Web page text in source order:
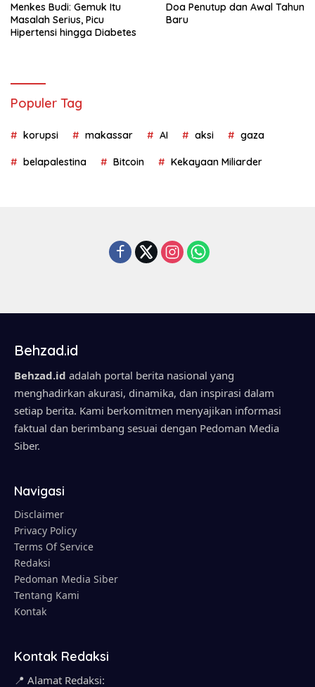
Menkes Budi: Gemuk Itu
Masalah Serius, Picu
Hipertensi hingga Diabetes
Doa Penutup dan Awal Tahun
Baru
Populer Tag
korupsi makassar AI aksi gaza
belapalestina Bitcoin Kekayaan Miliarder
Behzad.id
Behzad.id adalah portal berita nasional yang
menghadirkan akurasi, dinamika, dan inspirasi dalam
setiap berita. Kami berkomitmen menyajikan informasi
faktual dan berimbang sesuai dengan Pedoman Media
Siber.
Navigasi
Disclaimer
Privacy Policy
Terms Of Service
Redaksi
Pedoman Media Siber
Tentang Kami
Kontak
Kontak Redaksi
📍 Alamat Redaksi: